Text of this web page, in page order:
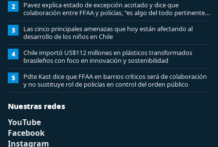
2
Pavez explica estado de excepción acotado y dice que
colaboración entre FFAA y policías, “es algo del todo pertinente
analizar”
3
Las cinco principales amenazas que hoy están afectando al
desarrollo de los niños en Chile
4
Chile importó US$112 millones en plásticos transformados
brasileños con foco en innovación y sostenibilidad
5
Pdte Kast dice que FFAA en barrios críticos será de colaboración
y no sustituye rol de policías en control del orden público
Nuestras redes
YouTube
Facebook
Instagram